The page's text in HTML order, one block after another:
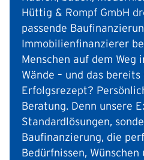
Hüttig & Rompf GmbH
passende
Immobilienfinanzierer
Menschen auf dem Weg
Wände – und das
Erfolgsrezept?
Beratung. Denn unsere
Standardlösungen,
Baufinanzierung, die
Bedürfnissen,